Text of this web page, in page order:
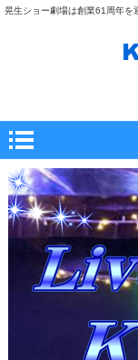
晃生ショー劇場は創業61周年を